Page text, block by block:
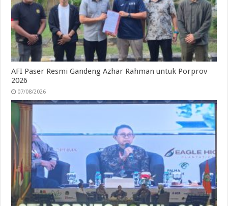
AFI Paser Resmi Gandeng Azhar Rahman untuk Porprov
2026
07/08/2026